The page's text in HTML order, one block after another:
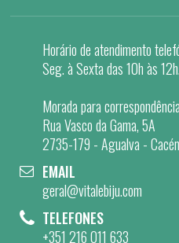
Horário de atendimento
Seg. à Sexta das 10h às
Morada para
Rua Vasco da Gama, 5A
2735-179 - Agualva -
EMAIL
geral@vitalebiju.com
TELEFONES
+351 216 011 633